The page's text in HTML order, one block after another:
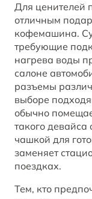
Для ценителей
отличным
кофемашина.
требующие
нагрева воды
салоне
разъемы
выборе
обычно
такого девайса
чашкой для
заменяет
поездках.
Тем, кто